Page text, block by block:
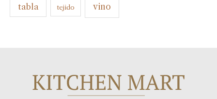
tabla tejido vino